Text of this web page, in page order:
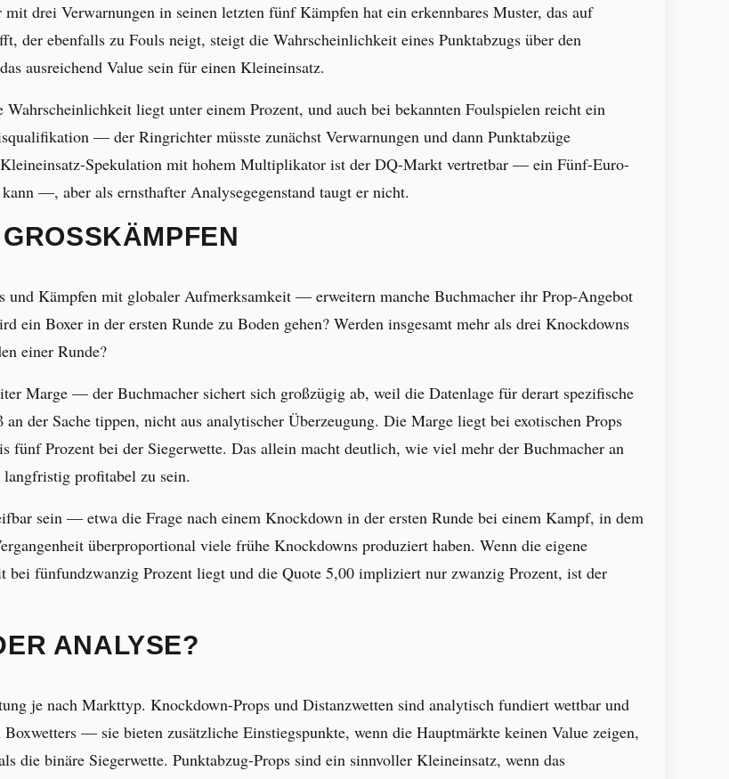
drei Verwarnungen in seinen letzten fünf Kämpfen hat ein erkennbares Muster, das auf
der ebenfalls zu Fouls neigt, steigt die Wahrscheinlichkeit eines Punktabzugs über den
ausreichend Value sein für einen Kleineinsatz.
liegt unter einem Prozent, und auch bei bekannten Foulspielen reicht ein
— der Ringrichter müsste zunächst Verwarnungen und dann Punktabzüge
Spekulation mit hohem Multiplikator ist der DQ-Markt vertretbar — ein Fünf-Euro-
—, aber als ernsthafter Analysegegenstand taugt er nicht.
Kämpfen mit globaler Aufmerksamkeit — erweitern manche Buchmacher ihr Prop-Angebot
ein Boxer in der ersten Runde zu Boden gehen? Werden insgesamt mehr als drei Knockdowns
einer Runde?
Marge — der Buchmacher sichert sich großzügig ab, weil die Datenlage für derart spezifische
der Sache tippen, nicht aus analytischer Überzeugung. Die Marge liegt bei exotischen Props
Prozent bei der Siegerwette. Das allein macht deutlich, wie viel mehr der Buchmacher an
profitabel zu sein.
sein — etwa die Frage nach einem Knockdown in der ersten Runde bei einem Kampf, in dem
überproportional viele frühe Knockdowns produziert haben. Wenn die eigene
bei fünfundzwanzig Prozent liegt und die Quote 5,00 impliziert nur zwanzig Prozent, ist der
ANALYSE?
je nach Markttyp. Knockdown-Props und Distanzwetten sind analytisch fundiert wettbar und
— sie bieten zusätzliche Einstiegspunkte, wenn die Hauptmärkte keinen Value zeigen,
die binäre Siegerwette. Punktabzug-Props sind ein sinnvoller Kleineinsatz, wenn das